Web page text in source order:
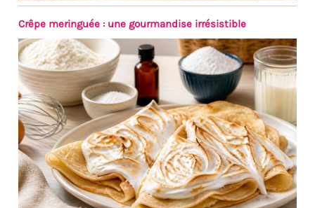
Crêpe meringuée : une gourmandise irrésistible